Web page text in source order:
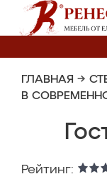
ГЛАВНАЯ →
В
Рейтинг: